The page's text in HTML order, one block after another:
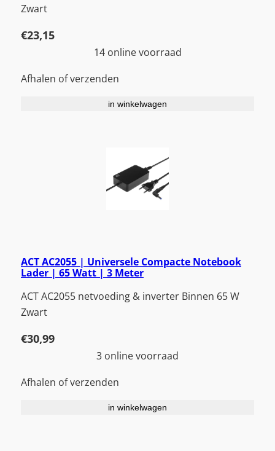
Zwart
€23,15
14 online voorraad
Afhalen of verzenden
in winkelwagen
ACT AC2055 | Universele Compacte Notebook
Lader | 65 Watt | 3 Meter
ACT AC2055 netvoeding & inverter Binnen 65 W
Zwart
€30,99
3 online voorraad
Afhalen of verzenden
in winkelwagen